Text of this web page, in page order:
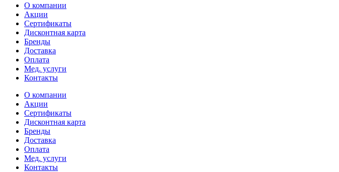
О компании
Акции
Сертификаты
Дисконтная карта
Бренды
Доставка
Оплата
Мед. услуги
Контакты
О компании
Акции
Сертификаты
Дисконтная карта
Бренды
Доставка
Оплата
Мед. услуги
Контакты